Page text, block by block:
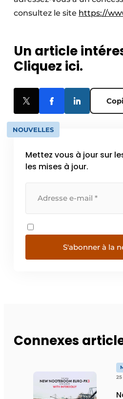
consultez le site https://
Un article
Cliquez ici.
NOUVELLES
Mettez vous à jour sur
les mises à jour.
S'abonner à la
Connexes